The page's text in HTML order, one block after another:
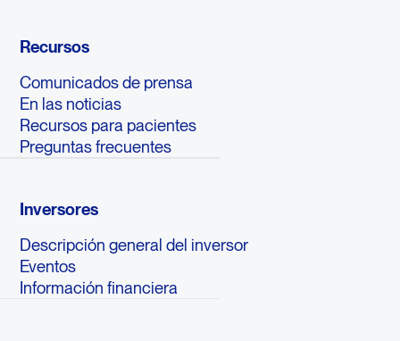
Recursos
Comunicados de prensa
En las noticias
Recursos para pacientes
Preguntas frecuentes
Inversores
Descripción general del inversor
Eventos
Información financiera